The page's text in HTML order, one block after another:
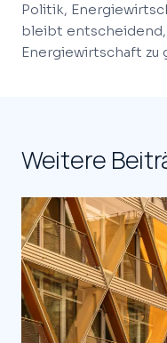
Politik,
bleibt entscheidend,
Energiewirtschaft zu
Weitere